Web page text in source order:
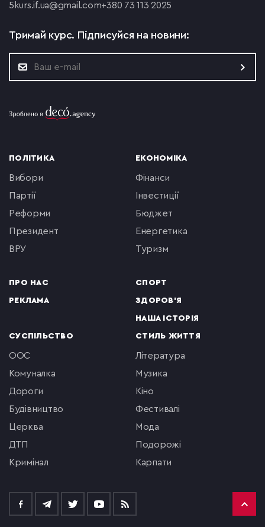
5 kurs.if.ua@gmail.com+380 73 113 2025
Тримай курс. Підписуйся на новини:
ПОЛІТИКА
вибори
партії
реформи
президент
ВРУ
ПРО НАС
РЕКЛАМА
ЕКОНОМІКА
фінанси
інвестиції
бюджет
енергетика
туризм
СПОРТ
ЗДОРОВ'Я
НАША ІСТОРІЯ
СУСПІЛЬСТВО
ООС
комуналка
Дороги
будівництво
церква
ДТП
кримінал
СТИЛЬ ЖИТТЯ
література
музика
кіно
фестивалі
мода
подорожі
Карпати